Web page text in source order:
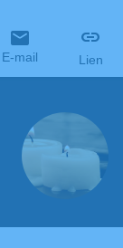
E-mail Lien